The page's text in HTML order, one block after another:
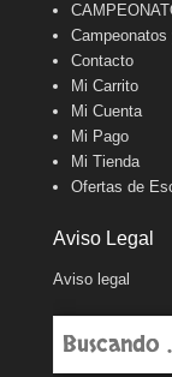
Contacto
Mi Carrito
Mi Cuenta
Mi Pago
Mi Tienda
Ofertas de
Aviso Legal
Aviso legal
Buscar